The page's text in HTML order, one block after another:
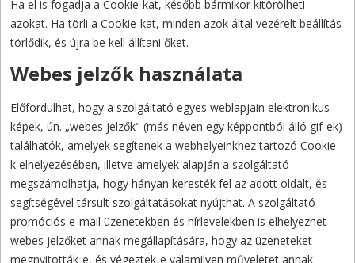
Ha el is fogadja a Cookie-kat, később bármikor kitörölheti
azokat. Ha törli a Cookie-kat, minden azok által vezérelt beállítás
törlődik, és újra be kell állítani őket.
Webes jelzők használata
Előfordulhat, hogy a szolgáltató egyes weblapjain elektronikus
képek, ún. „webes jelzők" (más néven egy képpontból álló gif-ek)
találhatók, amelyek segítenek a webhelyeinkhez tartozó Cookie-
k elhelyezésében, illetve amelyek alapján a szolgáltató
megszámolhatja, hogy hányan keresték fel az adott oldalt, és
segítségével társult szolgáltatásokat nyújthat. A szolgáltató
promóciós e-mail üzenetekben és hírlevelekben is elhelyezhet
webes jelzőket annak megállapítására, hogy az üzeneteket
megnyitották-e, és végeztek-e valamilyen műveletet annak